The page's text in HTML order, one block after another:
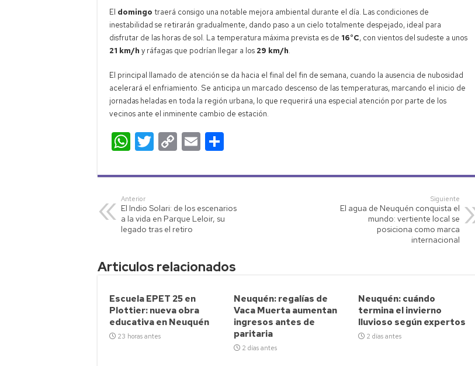
El domingo traerá consigo una notable mejora ambiental durante el día. Las condiciones de
inestabilidad se retirarán gradualmente, dando paso a un cielo totalmente despejado, ideal para
disfrutar de las horas de sol. La temperatura máxima prevista es de 16°C, con vientos del sudeste a unos
21 km/h y ráfagas que podrían llegar a los 29 km/h.
El principal llamado de atención se da hacia el final del fin de semana, cuando la ausencia de nubosidad
acelerará el enfriamiento. Se anticipa un marcado descenso de las temperaturas, marcando el inicio de
jornadas heladas en toda la región urbana, lo que requerirá una especial atención por parte de los
vecinos ante el inminente cambio de estación.
W
h
at
s
A
p
T
wi
tt
C
o
p
Li
nk
E
m
ail m
ar
Anterior
El Indio Solari: de los escenarios
a la vida en Parque Leloir, su
legado tras el retiro
Siguiente
El agua de Neuquén conquista el
mundo: vertiente local se
posiciona como marca
internacional
Articulos relacionados
Escuela EPET 25 en
Plottier: nueva obra
educativa en Neuquén
23 horas antes
Neuquén: regalías de
Vaca Muerta aumentan
ingresos antes de
paritaria
2 días antes
Neuquén: cuándo
termina el invierno
lluvioso según expertos
2 días antes